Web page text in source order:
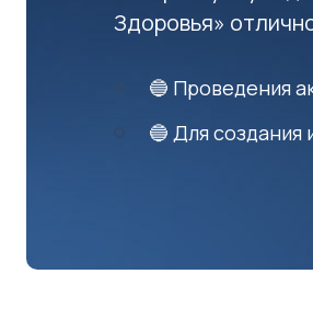
Акваматы с привозной водой
Модули розлива
Здоровья»
🔵 Проведения
🔵 Для